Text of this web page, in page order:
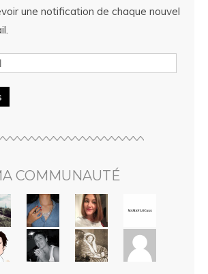
une notification de chaque nouvel
COMMUNAUTÉ